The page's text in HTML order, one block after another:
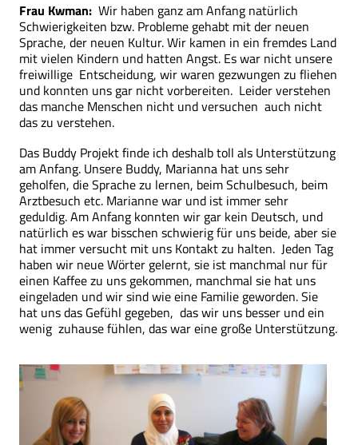
Frau Kwman: Wir haben ganz am Anfang natürlich
Schwierigkeiten bzw. Probleme gehabt mit der neuen
Sprache, der neuen Kultur. Wir kamen in ein fremdes Land
mit vielen Kindern und hatten Angst. Es war nicht unsere
freiwillige Entscheidung, wir waren gezwungen zu fliehen
und konnten uns gar nicht vorbereiten. Leider verstehen
das manche Menschen nicht und versuchen auch nicht
das zu verstehen.
Das Buddy Projekt finde ich deshalb toll als Unterstützung
am Anfang. Unsere Buddy, Marianna hat uns sehr
geholfen, die Sprache zu lernen, beim Schulbesuch, beim
Arztbesuch etc. Marianne war und ist immer sehr
geduldig. Am Anfang konnten wir gar kein Deutsch, und
natürlich es war bisschen schwierig für uns beide, aber sie
hat immer versucht mit uns Kontakt zu halten. Jeden Tag
haben wir neue Wörter gelernt, sie ist manchmal nur für
einen Kaffee zu uns gekommen, manchmal sie hat uns
eingeladen und wir sind wie eine Familie geworden. Sie
hat uns das Gefühl gegeben, das wir uns besser und ein
wenig zuhause fühlen, das war eine große Unterstützung.